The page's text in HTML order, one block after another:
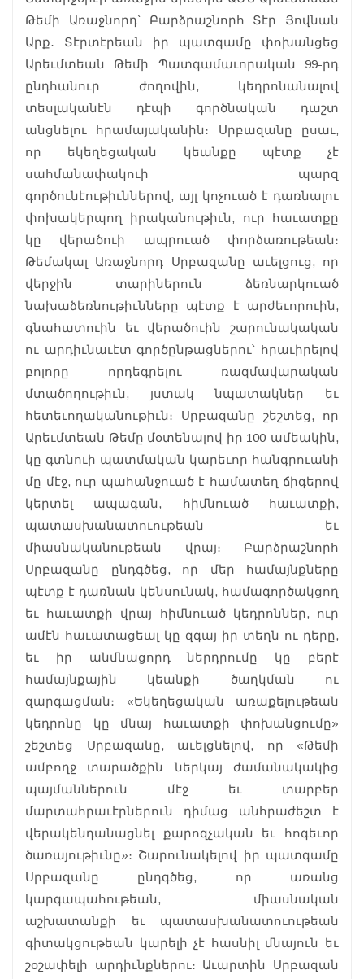
Թեմի Առաջնորդ՝ Բարձրաշնորհ Տէր Յովնան
Արք․ Տէրտէրեան իր պատգամը փոխանցեց
Արեւմտեան Թեմի Պատգամաւորական 99-րդ
ընդհանուր ժողովին, կեդրոնանալով
տեսլականէն դէպի գործնական դաշտ
անցնելու հրամայականին։ Սրբազանը ըսաւ,
որ եկեղեցական կեանքը պէտք չէ
սահմանափակուի պարզ
գործունէութիւններով, այլ կոչուած է դառնալու
փոխակերպող իրականութիւն, ուր հաւատքը
կը վերածուի ապրուած փորձառութեան։
Թեմակալ Առաջնորդ Սրբազանը աւելցուց, որ
վերջին տարիներուն ձեռնարկուած
նախաձեռնութիւնները պէտք է արժեւորուին,
գնահատուին եւ վերածուին շարունակական
ու արդիւնաւէտ գործընթացներու՝ հրաւիրելով
բոլորը որդեգրելու ռազմավարական
մտածողութիւն, յստակ նպատակներ եւ
հետեւողականութիւն։ Սրբազանը շեշտեց, որ
Արեւմտեան Թեմը մօտենալով իր 100-ամեակին,
կը գտնուի պատմական կարեւոր հանգրուանի
մը մէջ, ուր պահանջուած է համատեղ ճիգերով
կերտել ապագան, հիմնուած հաւատքի,
պատասխանատուութեան եւ
միասնականութեան վրայ։ Բարձրաշնորհ
Սրբազանը ընդգծեց, որ մեր համայնքները
պէտք է դառնան կենսունակ, համագործակցող
եւ հաւատքի վրայ հիմնուած կեդրոններ, ուր
ամէն հաւատացեալ կը զգայ իր տեղն ու դերը,
եւ իր անմնացորդ ներդրումը կը բերէ
համայնքային կեանքի ծաղկման ու
զարգացման։ «Եկեղեցական առաքելութեան
կեդրոնը կը մնայ հաւատքի փոխանցումը»
շեշտեց Սրբազանը, աւելցնելով, որ «Թեմի
ամբողջ տարածքին ներկայ ժամանակակից
պայմաններուն մէջ եւ տարբեր
մարտահրաւէրներուն դիմաց անհրաժեշտ է
վերակենդանացնել քարոզչական եւ հոգեւոր
ծառայութիւնը»։ Շարունակելով իր պատգամը
Սրբազանը ընդգծեց, որ առանց
կարգապահութեան, միասնական
աշխատանքի եւ պատասխանատուութեան
գիտակցութեան կարելի չէ հասնիլ մնայուն եւ
շօշափելի արդիւնքներու։ Աւարտին Սրբազան